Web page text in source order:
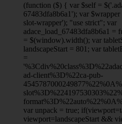
(function ($) { var $self =
67483dfa8b6a1'); var $wrapper
slot-wrapper'); "use strict"; var
adace_load_67483dfa8b6a1
= $(window).width(); var
landscapeStart = 801; var
=
ad-client%3D%22ca-pub-
var unpack = true; if(viewport
viewport=landscapeStart &&